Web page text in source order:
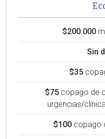
$200.000
Sin
$35
$75copago de
urgencias/
$100copago